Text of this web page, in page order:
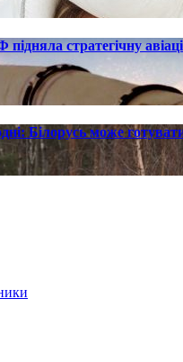
стратегічну
Білорусь може